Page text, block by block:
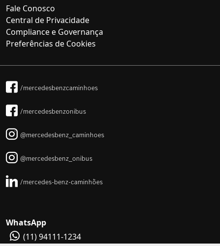
Fale Conosco
Central de Privacidade
Compliance e Governança
Preferências de Cookies
/mercedesbenzcaminhoes
/mercedesbenzonibus
@mercedesbenz_caminhoes
@mercedesbenz_onibus
/mercedes-benz-caminhões
WhatsApp
(11) 94111-1234